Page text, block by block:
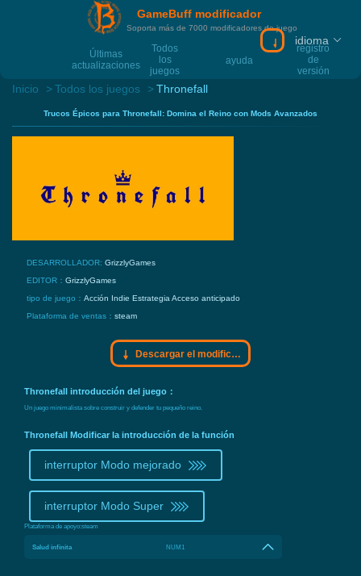
GameBuff modificador
Soporta más de 7000 modificadores de juego
Últimas
actualizaciones
Todos
los
juegos
ayuda
registro
de
versión
Descargar el
idioma
Inicio Todos los juegos Thronefall
Trucos Épicos para Thronefall: Domina el Reino con Mods Avanzados
DESARROLLADOR: GrizzlyGames
EDITOR： GrizzlyGames
tipo de juego： Acción Indie EstrategiaAcceso anticipado
Plataforma de ventas： steam
Descargar el modificador Gamebuff
Thronefall introducción del juego：
Un juego minimalista sobre construir y defender tu pequeño reino.
Thronefall Modificar la introducción de la función
interruptor Modo mejorado
interruptor Modo Super
Plataforma de apoyo:steam
Salud infinita NUM1